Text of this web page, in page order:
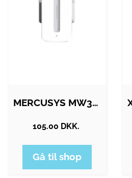
MERCUSYS MW300RE 300Mbps Wi-Fi Range…
105.00 DKK.
Gå til shop